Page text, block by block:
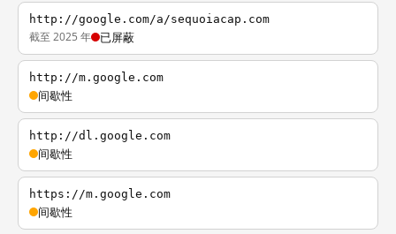
http://google.com/a/sequoiacap.com
截至 2025 年 已屏蔽
http://m.google.com
间歇性
http://dl.google.com
间歇性
https://m.google.com
间歇性